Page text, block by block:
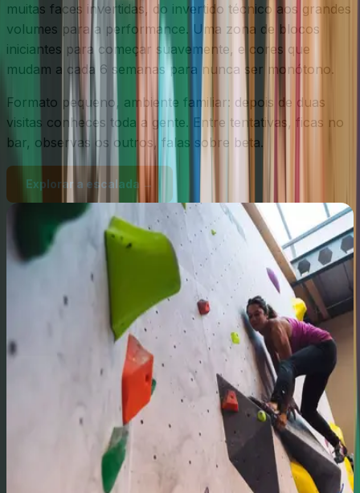
muitas faces invertidas, do invertido técnico aos grandes
volumes para a performance. Uma zona de blocos
iniciantes para começar suavemente, e cores que
mudam a cada 6 semanas para nunca ser monótono.
Formato pequeno, ambiente familiar: depois de duas
visitas conheces toda a gente. Entre tentativas, ficas no
bar, observas os outros, falas sobre beta.
Explorar a escalada →